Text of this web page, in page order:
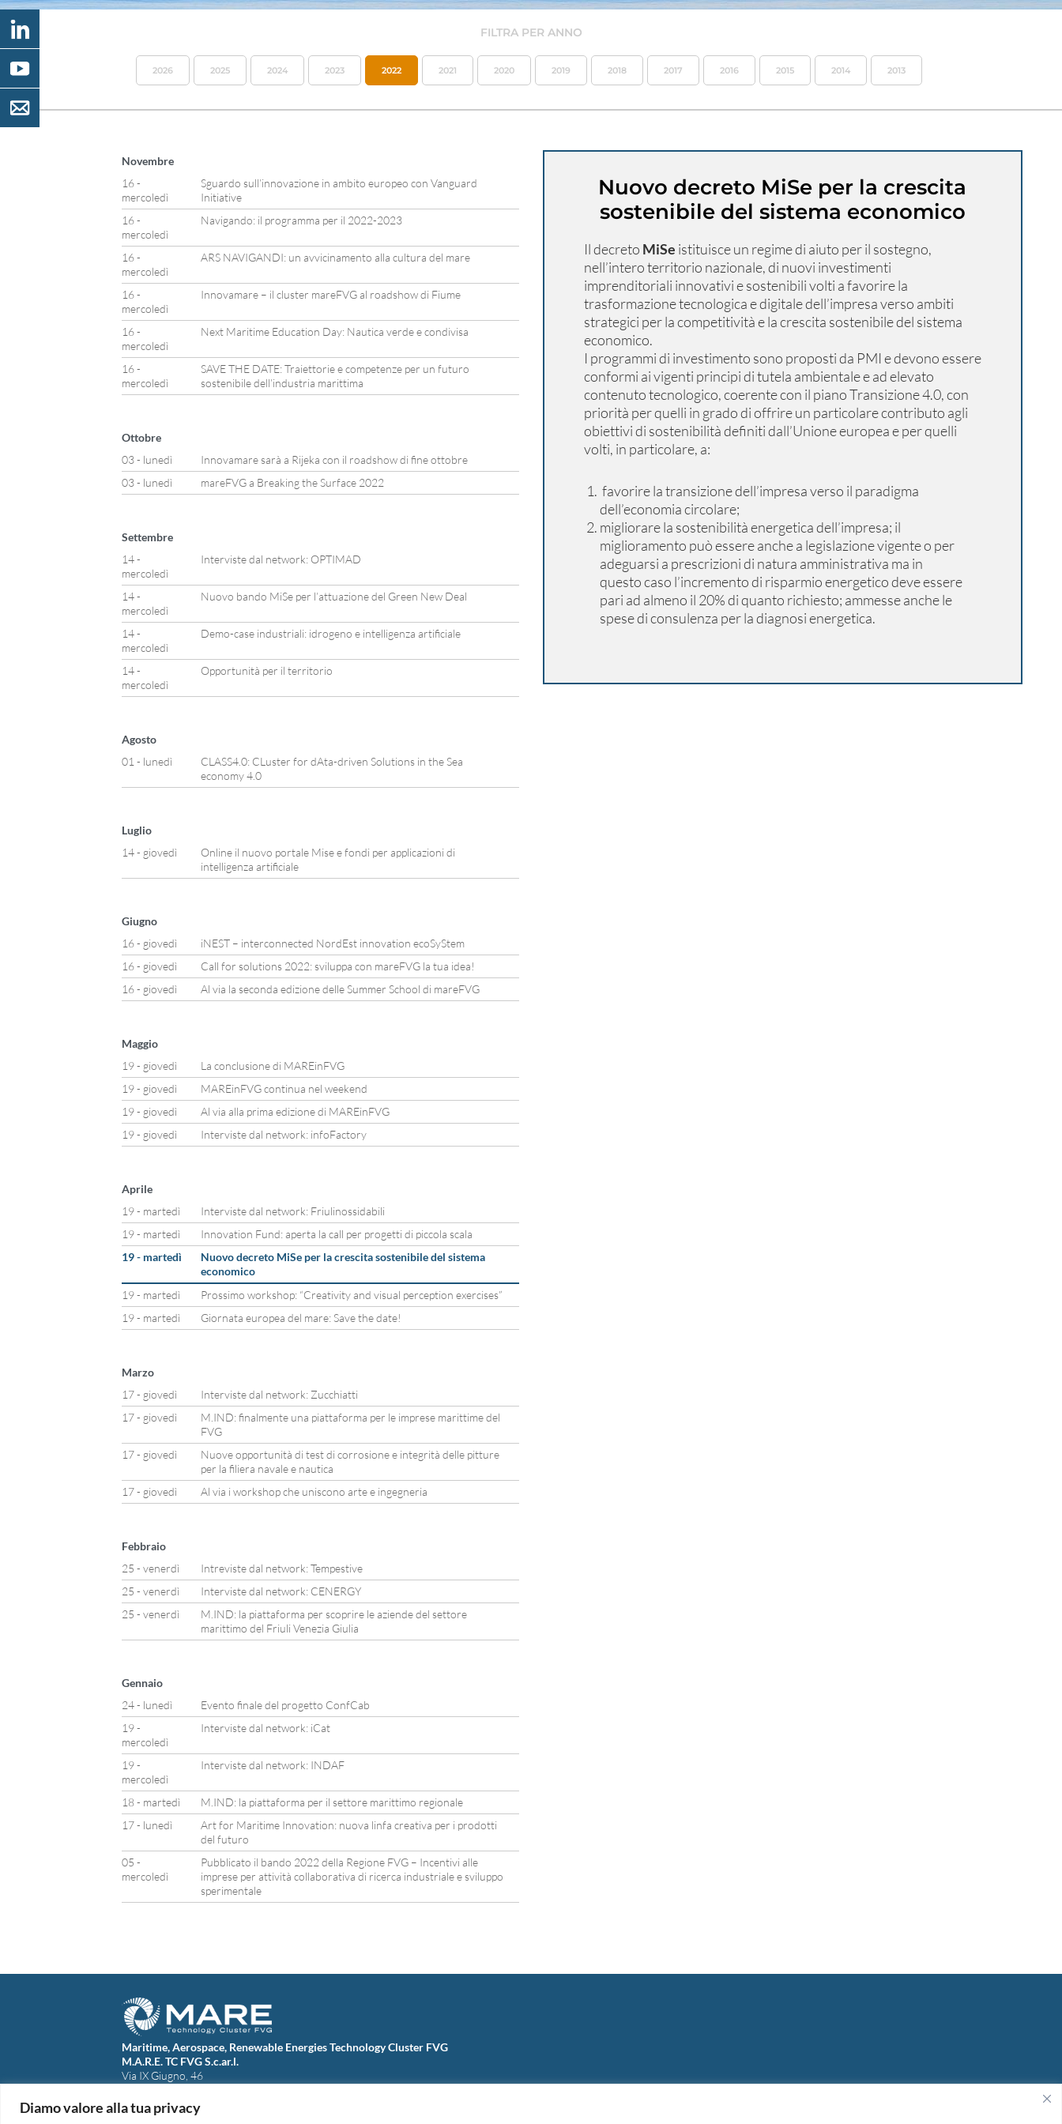
Diamo valore alla tua privacy
FILTRA PER ANNO
2026 2025 2024 2023 2022 2021 2020 2019 2018 2017 2016 2015 2014 2013
Novembre
16 -
mercoledì
Sguardo sull’innovazione in ambito europeo con Vanguard
Initiative
16 -
mercoledì
Navigando: il programma per il 2022-2023
16 -
mercoledì
ARS NAVIGANDI: un avvicinamento alla cultura del mare
16 -
mercoledì
Innovamare – il cluster mareFVG al roadshow di Fiume
16 -
mercoledì
Next Maritime Education Day: Nautica verde e condivisa
16 -
mercoledì
SAVE THE DATE: Traiettorie e competenze per un futuro
sostenibile dell’industria marittima
Ottobre
03 - lunedì
Innovamare sarà a Rijeka con il roadshow di fine ottobre
03 - lunedì
mareFVG a Breaking the Surface 2022
Settembre
14 -
mercoledì
Interviste dal network: OPTIMAD
14 -
mercoledì
Nuovo bando MiSe per l’attuazione del Green New Deal
14 -
mercoledì
Demo-case industriali: idrogeno e intelligenza artificiale
14 -
mercoledì
Opportunità per il territorio
Agosto
01 - lunedì
CLASS4.0: CLuster for dAta-driven Solutions in the Sea
economy 4.0
Luglio
14 - giovedì
Online il nuovo portale Mise e fondi per applicazioni di
intelligenza artificiale
Giugno
16 - giovedì
iNEST – interconnected NordEst innovation ecoSyStem
16 - giovedì
Call for solutions 2022: sviluppa con mareFVG la tua idea!
16 - giovedì
Al via la seconda edizione delle Summer School di mareFVG
Maggio
19 - giovedì
La conclusione di MAREinFVG
19 - giovedì
MAREinFVG continua nel weekend
19 - giovedì
Al via alla prima edizione di MAREinFVG
19 - giovedì
Interviste dal network: infoFactory
Aprile
19 - martedì
Interviste dal network: Friulinossidabili
19 - martedì
Innovation Fund: aperta la call per progetti di piccola scala
19 - martedì
Nuovo decreto MiSe per la crescita sostenibile del sistema
economico
19 - martedì
Prossimo workshop: “Creativity and visual perception exercises”
19 - martedì
Giornata europea del mare: Save the date!
Marzo
17 - giovedì
Interviste dal network: Zucchiatti
17 - giovedì
M.IND: finalmente una piattaforma per le imprese marittime del
FVG
17 - giovedì
Nuove opportunità di test di corrosione e integrità delle pitture
per la filiera navale e nautica
17 - giovedì
Al via i workshop che uniscono arte e ingegneria
Febbraio
25 - venerdì
Intreviste dal network: Tempestive
25 - venerdì
Interviste dal network: CENERGY
25 - venerdì
M.IND: la piattaforma per scoprire le aziende del settore
marittimo del Friuli Venezia Giulia
Gennaio
24 - lunedì
Evento finale del progetto ConfCab
19 -
mercoledì
Interviste dal network: iCat
19 -
mercoledì
Interviste dal network: INDAF
18 - martedì
M.IND: la piattaforma per il settore marittimo regionale
17 - lunedì
Art for Maritime Innovation: nuova linfa creativa per i prodotti
del futuro
05 -
mercoledì
Pubblicato il bando 2022 della Regione FVG – Incentivi alle
imprese per attività collaborativa di ricerca industriale e sviluppo
sperimentale
Nuovo decreto MiSe per la crescita
sostenibile del sistema economico
Il decreto MiSe istituisce un regime di aiuto per il sostegno,
nell’intero territorio nazionale, di nuovi investimenti
imprenditoriali innovativi e sostenibili volti a favorire la
trasformazione tecnologica e digitale dell’impresa verso ambiti
strategici per la competitività e la crescita sostenibile del sistema
economico.
I programmi di investimento sono proposti da PMI e devono essere
conformi ai vigenti principi di tutela ambientale e ad elevato
contenuto tecnologico, coerente con il piano Transizione 4.0, con
priorità per quelli in grado di offrire un particolare contributo agli
obiettivi di sostenibilità definiti dall’Unione europea e per quelli
volti, in particolare, a:
favorire la transizione dell’impresa verso il paradigma
dell’economia circolare;
migliorare la sostenibilità energetica dell’impresa; il
miglioramento può essere anche a legislazione vigente o per
adeguarsi a prescrizioni di natura amministrativa ma in
questo caso l’incremento di risparmio energetico deve essere
pari ad almeno il 20% di quanto richiesto; ammesse anche le
spese di consulenza per la diagnosi energetica.
Maritime, Aerospace, Renewable Energies Technology Cluster FVG
M.A.R.E. TC FVG S.c.ar.l.
Via IX Giugno, 46
tel. +39 0481 723440
Codice Fiscale e Partita Iva: 01138620313